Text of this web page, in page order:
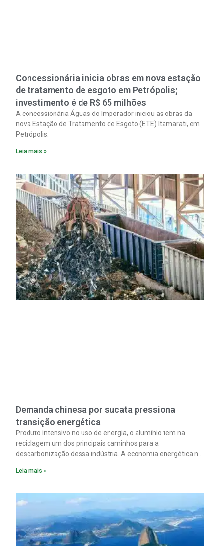
Concessionária inicia obras em nova estação
de tratamento de esgoto em Petrópolis;
investimento é de R$ 65 milhões
A concessionária Águas do Imperador iniciou as obras da
nova Estação de Tratamento de Esgoto (ETE) Itamarati, em
Petrópolis.
Leia mais »
Demanda chinesa por sucata pressiona
transição energética
Produto intensivo no uso de energia, o alumínio tem na
reciclagem um dos principais caminhos para a
descarbonização dessa indústria. A economia energética na
material. A produção de um alumínio mais limpo, no entanto,
insumo, a sucata, devido, sobretudo, ao interesse chinês
pela matéria-prima.
Leia mais »